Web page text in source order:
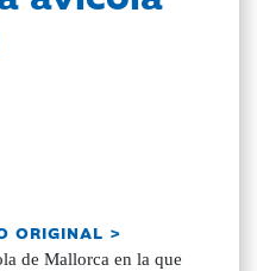
ORIGINAL >
de Mallorca en la que